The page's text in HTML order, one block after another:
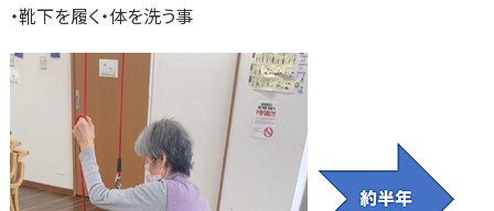
・靴下を履く・体を洗う事